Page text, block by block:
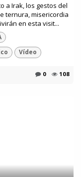
a Irak, los gestos del
ternura, misericordia
en esta visit...
Vídeo
0 108